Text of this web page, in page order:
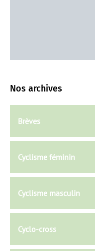
Nos archives
Brèves
Cyclisme féminin
Cyclisme masculin
Cyclo-cross